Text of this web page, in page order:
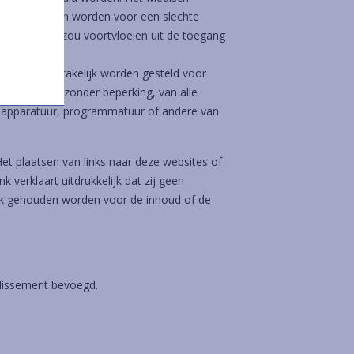
gehouden worden voor een slechte
die zou voortvloeien uit de toegang
aansprakelijk worden gesteld voor
inbegrip, zonder beperking, van alle
programmatuur of andere van
plaatsen van links naar deze websites of
verklaart uitdrukkelijk dat zij geen
gehouden worden voor de inhoud of de
bevoegd.